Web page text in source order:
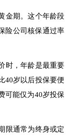
金期。这个年龄段
险公司核保通过率
时，年龄是最重要
40岁以后投保要便
可能仅为40岁投保
限通常为终身或定